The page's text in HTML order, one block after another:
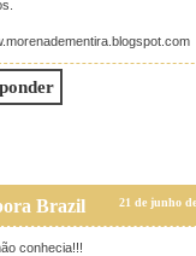
Brazil 21 de junho
conhecia!!!